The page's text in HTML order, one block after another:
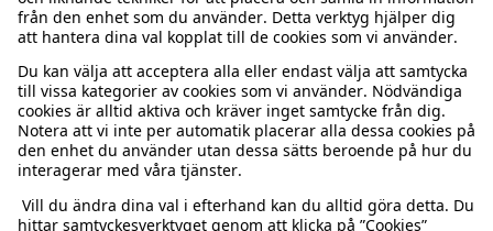
Kundservice
Vanliga frågor
Beställning & retur
Kontakta oss
Hitta butik
Kappahl Club
Logga in
Kappahl Club
Medlemsvillkor
Om oss
Om Kappahl Group
Villkor & policy
Köpvillkor Sverige
Mer från oss